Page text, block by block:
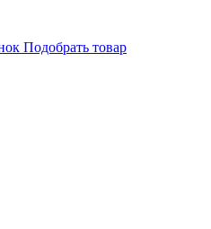
Подобрать товар